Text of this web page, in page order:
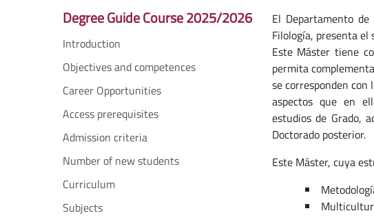
Degree Guide Course 2025/2026
Introduction
Objectives and competences
Career Opportunities
Access prerequisites
Admission criteria
Number of new students
Curriculum
Subjects
El Departamento
Filología, presenta
Este Máster tiene
permita
se corresponden
aspectos que en
estudios de Grado,
Doctorado posterior.
Este Máster, cuya